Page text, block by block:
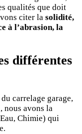
qualités que doit
citer la solidité,
à l’abrasion, la
différentes
carrelage garage,
nous avons la
Chimie) qui